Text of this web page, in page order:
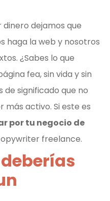
dejamos que
haga la web y nosotros
¿Sabes lo que
fea, sin vida y sin
significado que no
activo. Si este es
por tu negocio de
freelance.